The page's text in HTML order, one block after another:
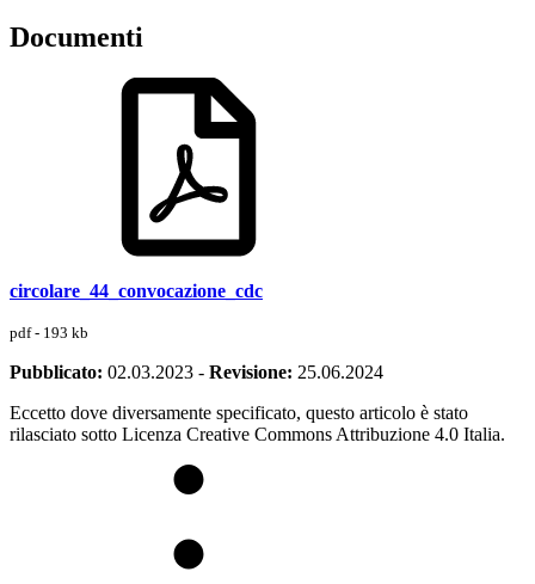
Documenti
circolare_44_convocazione_cdc
pdf - 193 kb
Pubblicato: 02.03.2023 - Revisione: 25.06.2024
Eccetto dove diversamente specificato, questo articolo è stato
rilasciato sotto Licenza Creative Commons Attribuzione 4.0 Italia.